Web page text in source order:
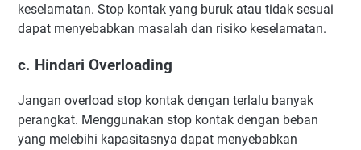
keselamatan. Stop kontak yang buruk atau tidak sesuai
dapat menyebabkan masalah dan risiko keselamatan.
c. Hindari Overloading
Jangan overload stop kontak dengan terlalu banyak
perangkat. Menggunakan stop kontak dengan beban
yang melebihi kapasitasnya dapat menyebabkan